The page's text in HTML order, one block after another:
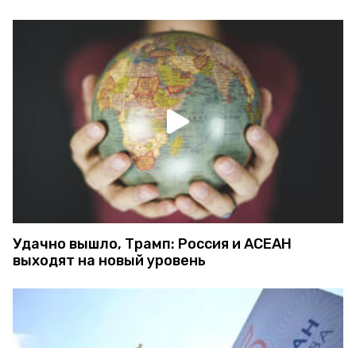
Удачно вышло, Трамп: Россия и АСЕАН
выходят на новый уровень